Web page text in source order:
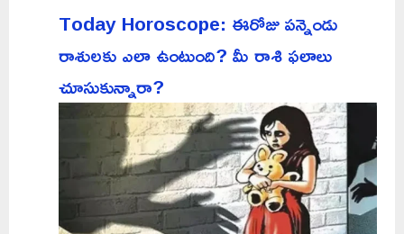
Today Horoscope: ఈరోజు పన్నెండు
రాశులకు ఎలా ఉంటుంది? మీ రాశి ఫలాలు
చూసుకున్నారా?